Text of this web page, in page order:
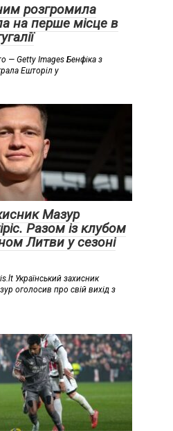
розгромила
на перше місце в
— Getty Images Бенфіка з
Ешторіл у
Мазур
Разом із клубом
Литви у сезоні
Український захисник
оголосив про свій вихід з